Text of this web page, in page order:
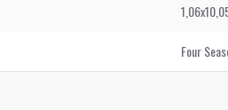
Four